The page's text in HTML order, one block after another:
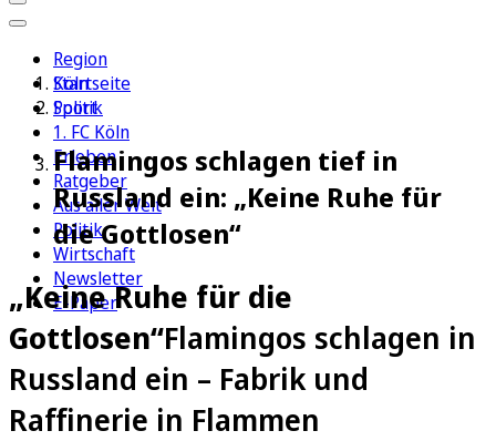
Region
Köln
Sport
1. FC Köln
Erleben
Ratgeber
Aus aller Welt
Politik
Wirtschaft
Newsletter
E-Paper
Startseite
Politik
Flamingos schlagen tief in
Russland ein: „Keine Ruhe für
die Gottlosen“
„Keine Ruhe für die
Gottlosen“Flamingos schlagen in
Russland ein – Fabrik und
Raffinerie in Flammen